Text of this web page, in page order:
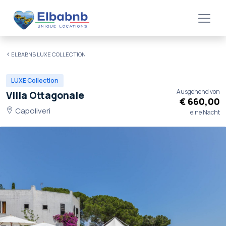
ELBABNB LUXE COLLECTION
LUXE Collection
Villa Ottagonale
Capoliveri
Ausgehend von
€ 660,00
eine Nacht